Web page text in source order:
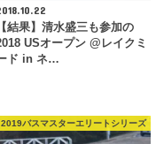
【結果】清水盛三も参加の
USオープン @レイクミ
ド in ネ…
2019バスマスターエリートシリーズ